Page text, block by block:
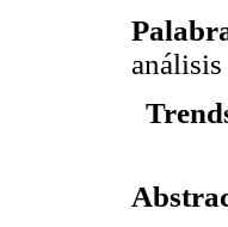
análisis